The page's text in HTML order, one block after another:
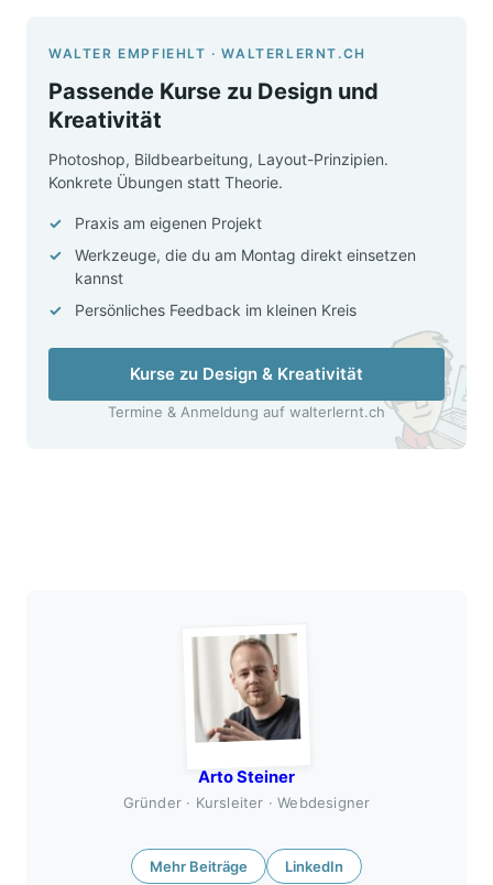
WALTER EMPFIEHLT · WALTERLERNT.CH
Passende Kurse zu Design und
Kreativität
Photoshop, Bildbearbeitung, Layout-Prinzipien.
Konkrete Übungen statt Theorie.
Praxis am eigenen Projekt
Werkzeuge, die du am Montag direkt einsetzen
kannst
Persönliches Feedback im kleinen Kreis
Kurse zu Design & Kreativität
Termine & Anmeldung auf walterlernt.ch
Arto Steiner
Gründer · Kursleiter · Webdesigner
Mehr Beiträge LinkedIn